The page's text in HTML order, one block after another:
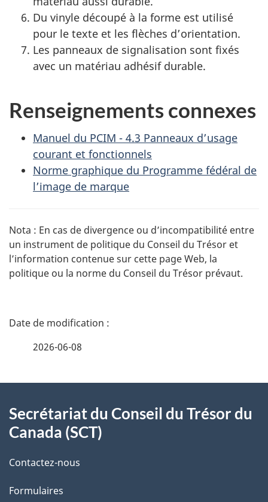
Du vinyle découpé à la forme est utilisé
pour le texte et les flèches d’orientation.
Les panneaux de signalisation sont fixés
avec un matériau adhésif durable.
Renseignements connexes
Manuel du PCIM - 4.3 Panneaux d’usage
courant et fonctionnels
Norme graphique du Programme fédéral de
l’image de marque
Nota : En cas de divergence ou d’incompatibilité entre
un instrument de politique du Conseil du Trésor et
l’information contenue sur cette page Web, la
politique ou la norme du Conseil du Trésor prévaut.
D
i
s
2026-06-08
propos
ce
Secrétariat du Conseil du Trésor du
Canada (SCT)
Contactez-nous
Formulaires